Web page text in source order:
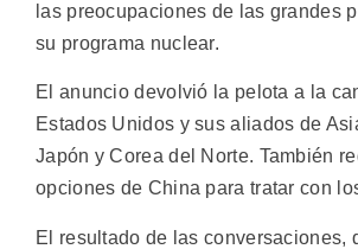
las preocupaciones de las grandes
su programa nuclear.
El anuncio devolvió la pelota a la
Estados Unidos y sus aliados de
Japón y Corea del Norte. También
opciones de China para tratar con
El resultado de las conversaciones,